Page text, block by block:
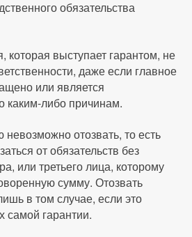
обязательства
которая выступает гарантом, не
даже если главное
или является
каким-либо причинам.
отозвать, то есть
от обязательств без
или третьего лица, которому
сумму. Отозвать
в том случае, если это
самой гарантии.